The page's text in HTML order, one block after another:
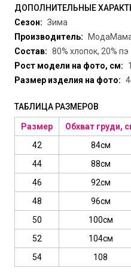
ДОПОЛНИТЕЛЬНЫЕ
Сезон: Зима
Производитель:
Состав: 80% хлопок, 20% пэ
Рост модели на фото, см:
Размер изделия на фото:
ТАБЛИЦА РАЗМЕРОВ
Размер Обхват груди,
42
84см
44
88см
46
92см
48
96см
50
100см
52
104см
54
108